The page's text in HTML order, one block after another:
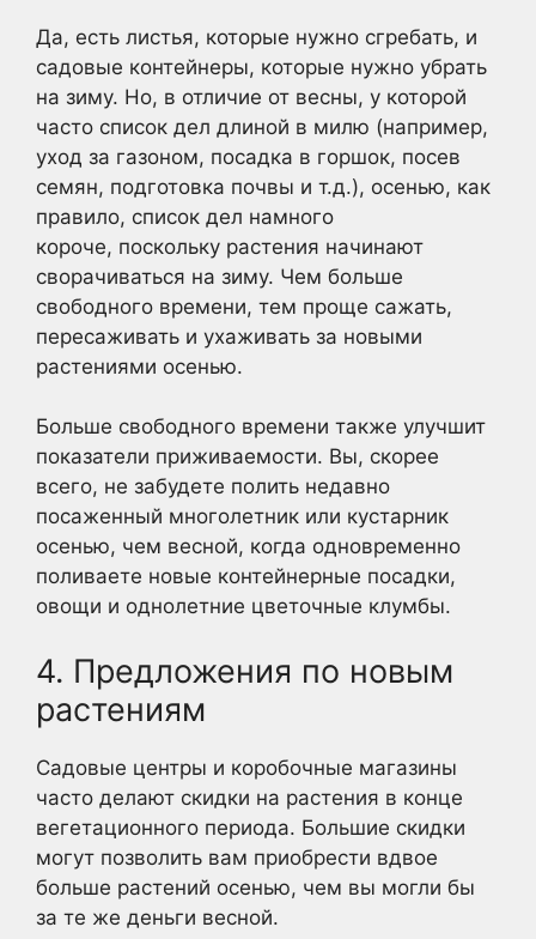
Да, есть листья, которые нужно сгребать, и
садовые контейнеры, которые нужно убрать
на зиму. Но, в отличие от весны, у которой
часто список дел длиной в милю (например,
уход за газоном, посадка в горшок, посев
семян, подготовка почвы и т.д.), осенью, как
правило, список дел намного
короче, поскольку растения начинают
сворачиваться на зиму. Чем больше
свободного времени, тем проще сажать,
пересаживать и ухаживать за новыми
растениями осенью.
Больше свободного времени также улучшит
показатели приживаемости. Вы, скорее
всего, не забудете полить недавно
посаженный многолетник или кустарник
осенью, чем весной, когда одновременно
поливаете новые контейнерные посадки,
овощи и однолетние цветочные клумбы.
4. Предложения по новым
растениям
Садовые центры и коробочные магазины
часто делают скидки на растения в конце
вегетационного периода. Большие скидки
могут позволить вам приобрести вдвое
больше растений осенью, чем вы могли бы
за те же деньги весной.